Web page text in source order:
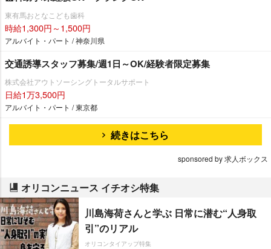
東有馬おとなこども歯科
時給1,300円～1,500円
アルバイト・パート / 神奈川県
交通誘導スタッフ募集/週1日～OK/経験者限定募集
株式会社アウトソーシングトータルサポート
日給1万3,500円
アルバイト・パート / 東京都
続きはこちら
sponsored by 求人ボックス
オリコンニュース イチオシ特集
川島海荷さんと学ぶ 日常に潜む“人身取
引”のリアル
オリコンタイアップ特集